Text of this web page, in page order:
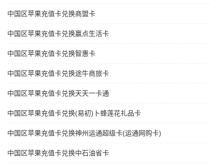
中国区苹果充值卡兑换商盟卡
中国区苹果充值卡兑换赢点生活卡
中国区苹果充值卡兑换智惠卡
中国区苹果充值卡兑换途牛商旅卡
中国区苹果充值卡兑换天天一卡通
中国区苹果充值卡兑换(易初)卜蜂莲花礼品卡
中国区苹果充值卡兑换神州运通超级卡(运通网购卡)
中国区苹果充值卡兑换中石油省卡